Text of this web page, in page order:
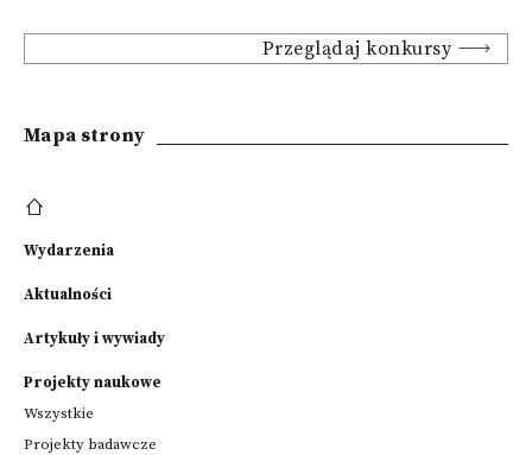
Przeglądaj konkursy
Mapa strony
Wydarzenia
Aktualności
Artykuły i wywiady
Projekty naukowe
Wszystkie
Projekty badawcze